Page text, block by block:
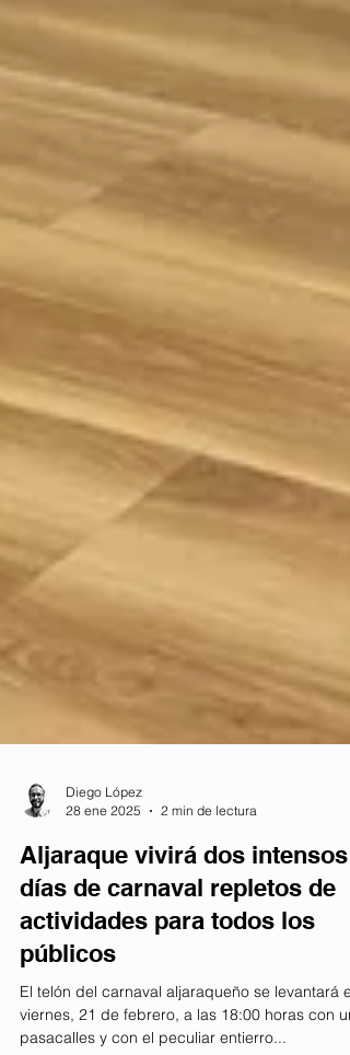
28 ene 2025
2 min de lectura
Aljaraque vivirá dos intensos
días de carnaval repletos de
actividades para todos los
públicos
El telón del carnaval aljaraqueño se levantará el